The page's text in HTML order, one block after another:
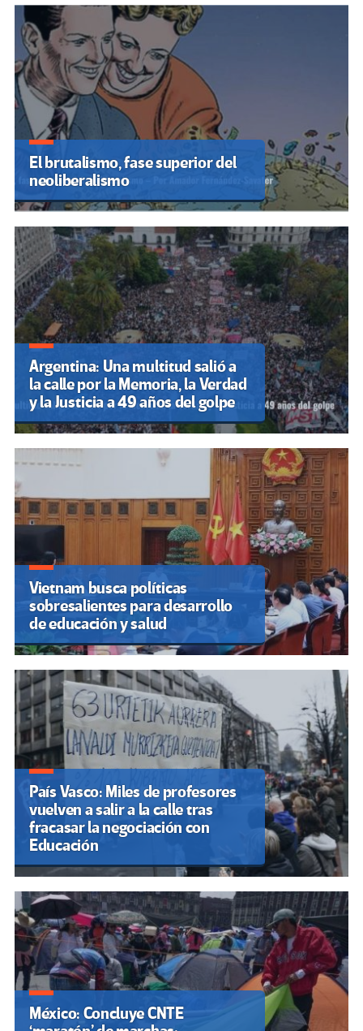
El brutalismo, fase superior del
neoliberalismo
Argentina: Una multitud salió a
la calle por la Memoria, la Verdad
y la Justicia a 49 años del golpe
Vietnam busca políticas
sobresalientes para desarrollo
de educación y salud
País Vasco: Miles de profesores
vuelven a salir a la calle tras
fracasar la negociación con
Educación
México: Concluye CNTE